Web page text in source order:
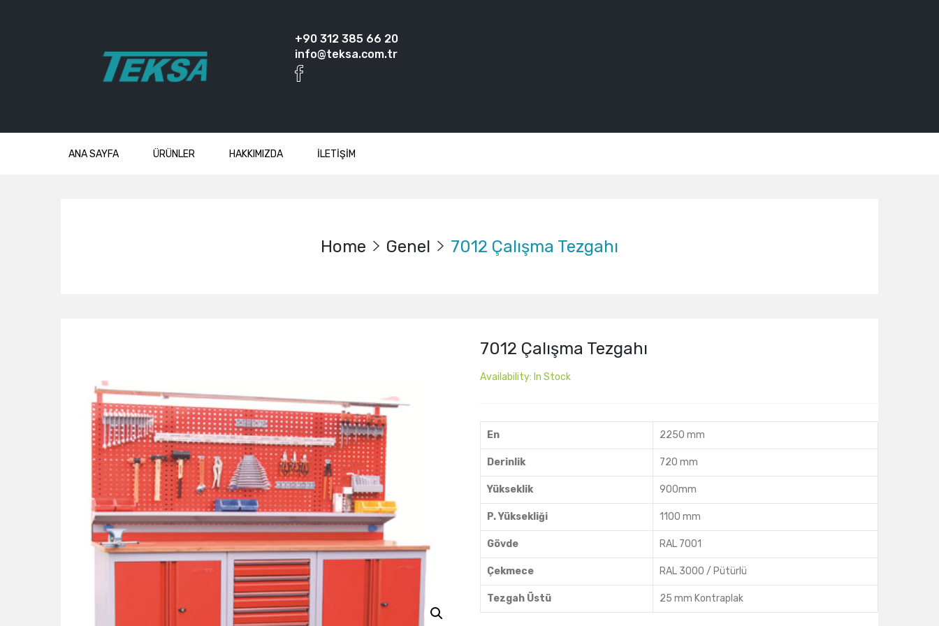
+90 312 385 66 20
info@teksa.com.tr
ANA SAYFA ÜRÜNLER HAKKIMIZDA İLETİŞİM
Home Genel 7012 Çalışma Tezgahı
7012 Çalışma Tezgahı
Availability: In Stock
En 2250 mm
Derinlik 720 mm
Yükseklik 900mm
P. Yüksekliği 1100 mm
Gövde RAL 7001
Çekmece RAL 3000 / Pütürlü
Tezgah Üstü 25 mm Kontraplak